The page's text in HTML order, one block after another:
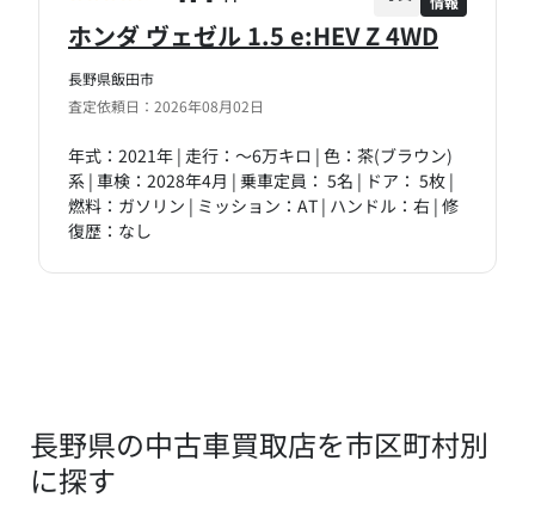
長野県飯田市
査定依頼日：2026年08月02日
ホンダ ヴェゼル 1.5 e:HEV Z 4WD
年式：2021年 | 走行：～6万キロ | 色：茶(ブラウン)
系 | 車検：2028年4月 | 乗車定員： 5名 | ドア： 5枚 |
燃料：ガソリン | ミッション：AT | ハンドル：右 | 修
復歴：なし
長野県の中古車買取店を市区町村別
に探す